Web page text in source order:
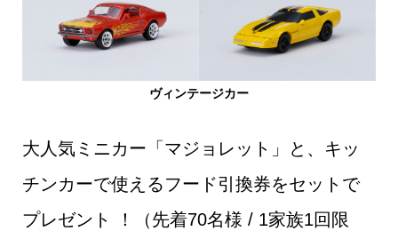
ヴィンテージカー
大人気ミニカー「マジョレット」と、キッ
チンカーで使えるフード引換券をセットで
プレゼント ！（先着70名様 / 1家族1回限